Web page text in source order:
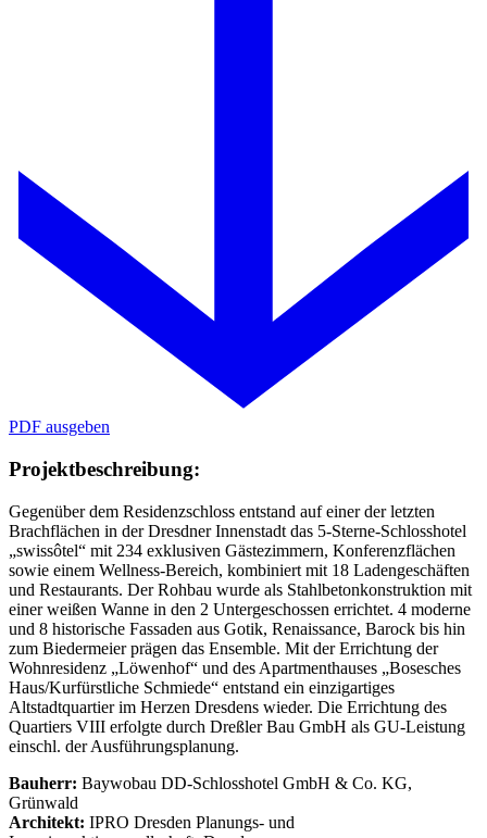
PDF ausgeben
Projektbeschreibung:
Gegenüber dem Residenzschloss entstand auf einer der letzten
Brachflächen in der Dresdner Innenstadt das 5-Sterne-Schlosshotel
„swissôtel“ mit 234 exklusiven Gästezimmern, Konferenzflächen
sowie einem Wellness-Bereich, kombiniert mit 18 Ladengeschäften
und Restaurants. Der Rohbau wurde als Stahlbetonkonstruktion mit
einer weißen Wanne in den 2 Untergeschossen errichtet. 4 moderne
und 8 historische Fassaden aus Gotik, Renaissance, Barock bis hin
zum Biedermeier prägen das Ensemble. Mit der Errichtung der
Wohnresidenz „Löwenhof“ und des Apartmenthauses „Bosesches
Haus/Kurfürstliche Schmiede“ entstand ein einzigartiges
Altstadtquartier im Herzen Dresdens wieder. Die Errichtung des
Quartiers VIII erfolgte durch Dreßler Bau GmbH als GU-Leistung
einschl. der Ausführungsplanung.
Bauherr: Baywobau DD-Schlosshotel GmbH & Co. KG,
Grünwald
Architekt: IPRO Dresden Planungs- und